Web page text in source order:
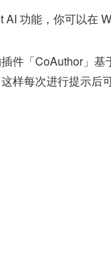
功能，你可以在
件「CoAuthor」
样每次进行提示后